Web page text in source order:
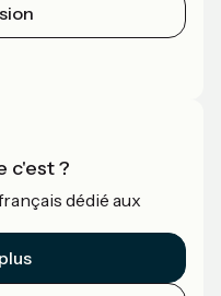
c'est ?
dédié aux